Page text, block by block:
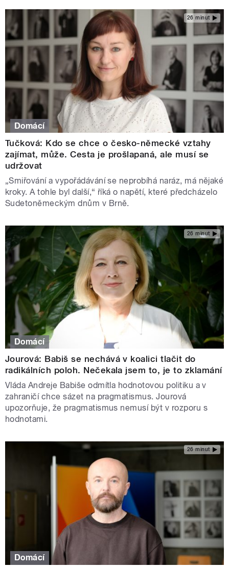
26 minut
Domácí
Tučková: Kdo se chce o česko-německé vztahy
zajímat, může. Cesta je prošlapaná, ale musí se
udržovat
„Smiřování a vypořádávání se neprobíhá naráz, má nějaké
kroky. A tohle byl další,“ říká o napětí, které předcházelo
Sudetoněmeckým dnům v Brně.
26 minut
Domácí
Jourová: Babiš se nechává v koalici tlačit do
radikálních poloh. Nečekala jsem to, je to zklamání
Vláda Andreje Babiše odmítla hodnotovou politiku a v
zahraničí chce sázet na pragmatismus. Jourová
upozorňuje, že pragmatismus nemusí být v rozporu s
hodnotami.
26 minut
Domácí